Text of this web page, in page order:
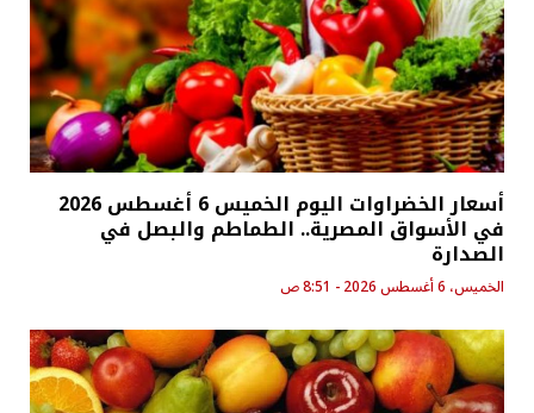
أسعار الخضراوات اليوم الخميس 6 أغسطس 2026
في الأسواق المصرية.. الطماطم والبصل في
الصدارة
الخميس، 6 أغسطس 2026 - 8:51 ص